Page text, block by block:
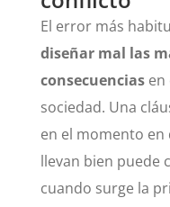
El error más
diseñar mal las
consecuenciasen
sociedad. Una
en el momento en
llevan bien puede
cuando surge la